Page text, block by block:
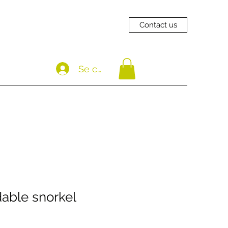
Contact us
Se connecter
snorkel